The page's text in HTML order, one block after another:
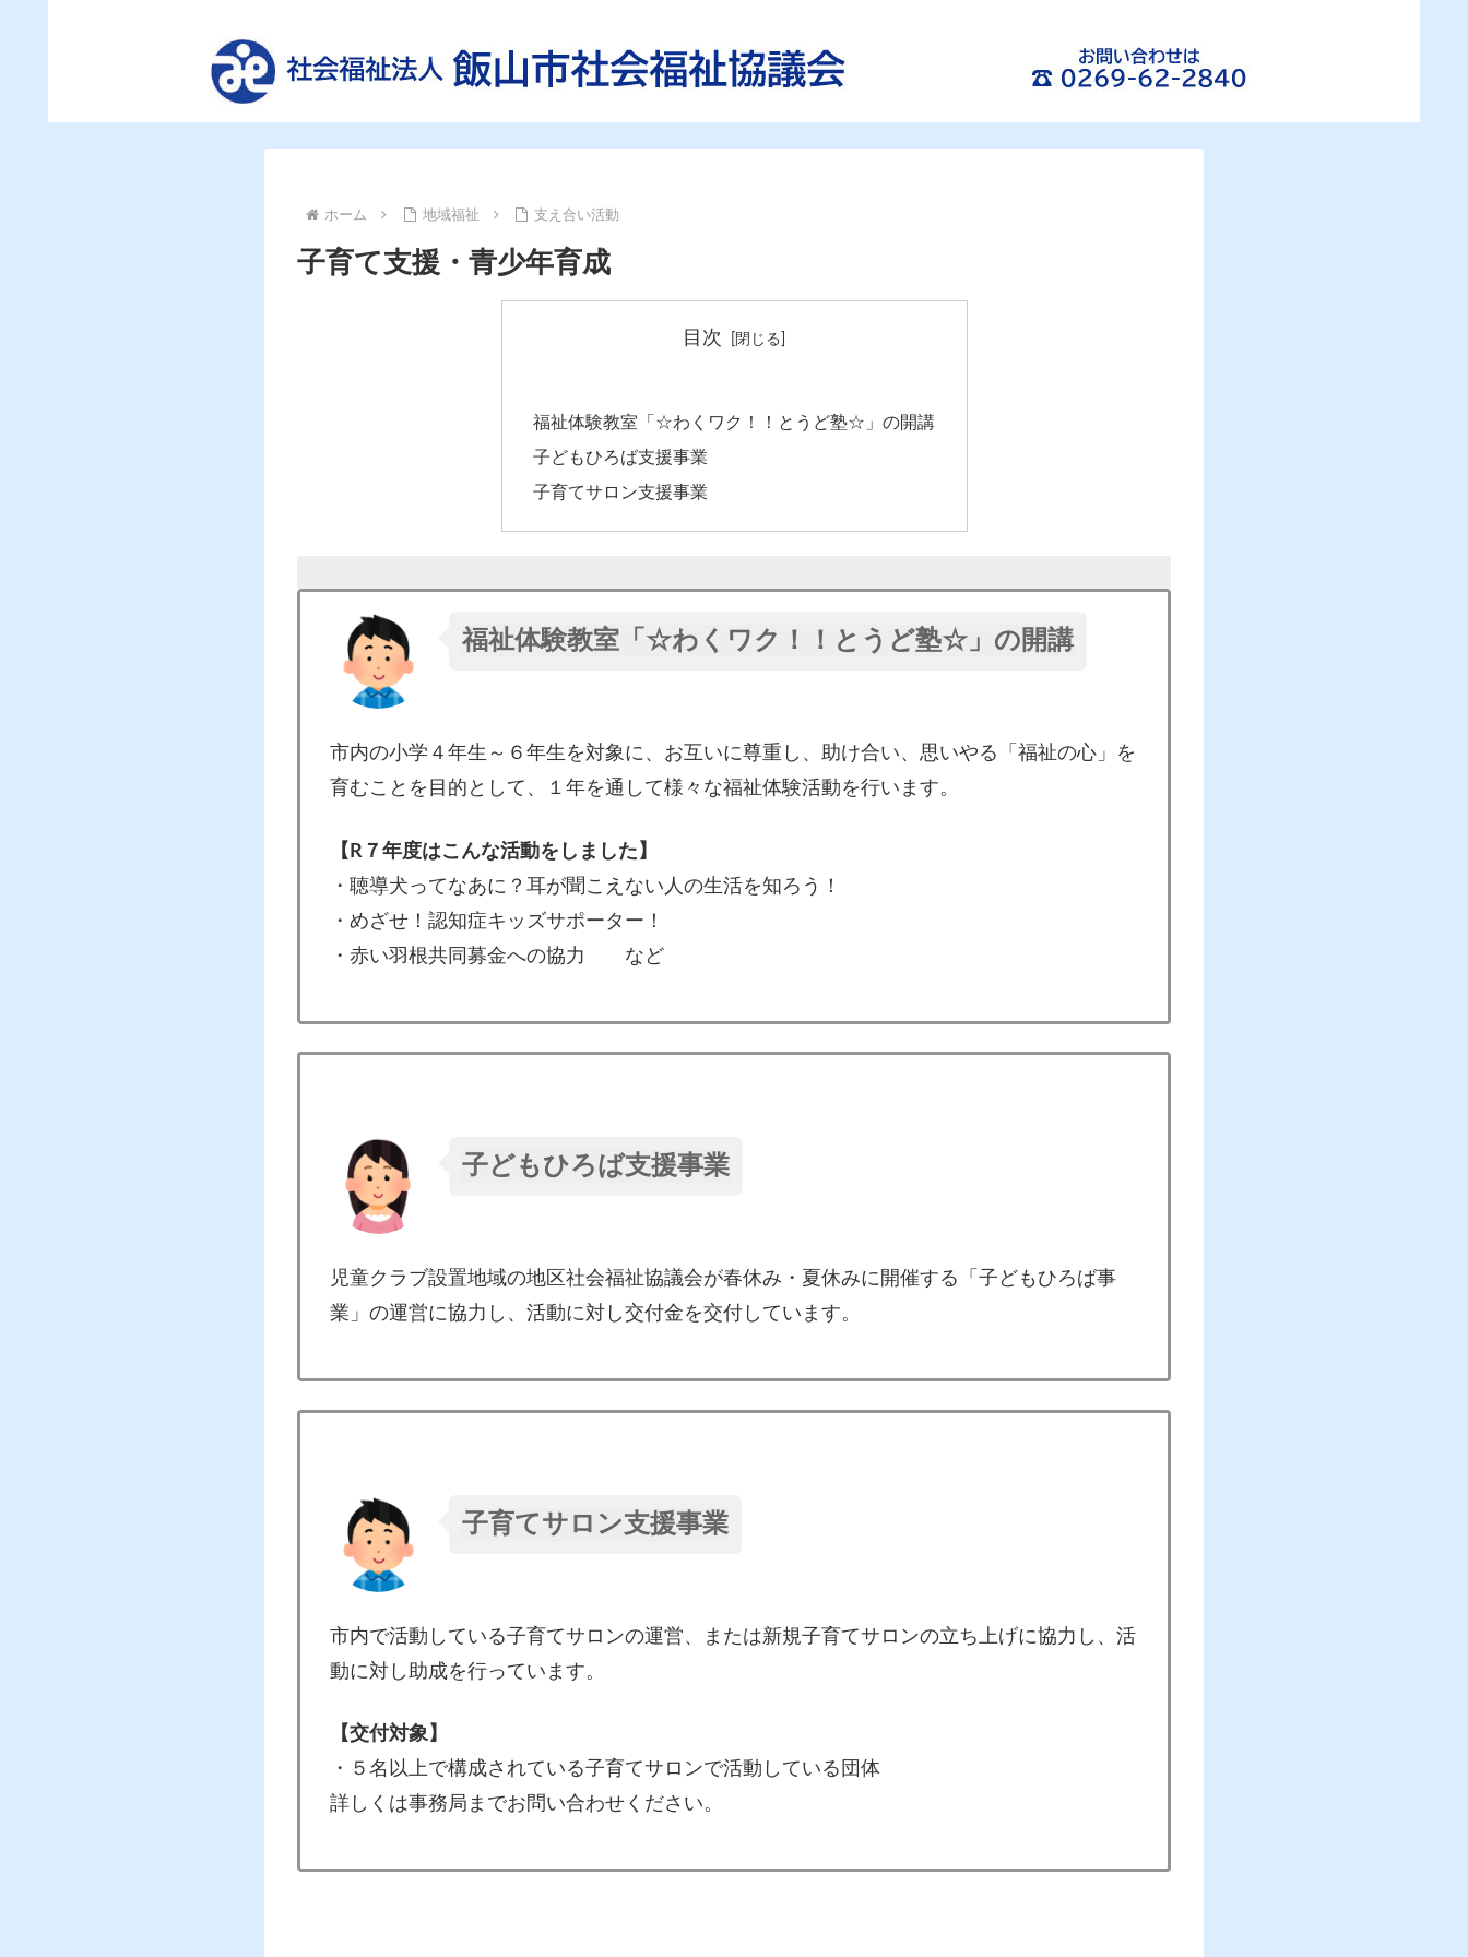
ホーム 地域福祉 支え合い活動
子育て支援・青少年育成
目次
福祉体験教室「☆わくワク！！とうど塾☆」の開講
子どもひろば支援事業
子育てサロン支援事業
福祉体験教室「☆わくワク！！とうど塾☆」の開講
市内の小学４年生～６年生を対象に、お互いに尊重し、助け合い、思いやる「福祉の心」を
育むことを目的として、１年を通して様々な福祉体験活動を行います。
【R７年度はこんな活動をしました】
・聴導犬ってなあに？耳が聞こえない人の生活を知ろう！
・めざせ！認知症キッズサポーター！
・赤い羽根共同募金への協力 など
子どもひろば支援事業
児童クラブ設置地域の地区社会福祉協議会が春休み・夏休みに開催する「子どもひろば事
業」の運営に協力し、活動に対し交付金を交付しています。
子育てサロン支援事業
市内で活動している子育てサロンの運営、または新規子育てサロンの立ち上げに協力し、活
動に対し助成を行っています。
【交付対象】
・５名以上で構成されている子育てサロンで活動している団体
詳しくは事務局までお問い合わせください。